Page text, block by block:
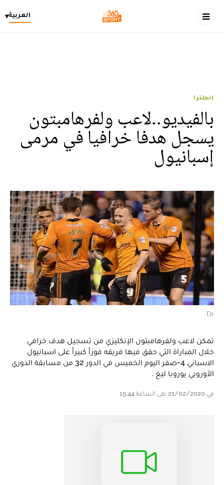
العربية▾
إنجلترا
بالفيديو..لاعب ولفرهامبتون
يسجل هدفا خرافيا في مرمى
إسبانيول
Dr
تمكن لاعب ولفرهامبتون الإنكليزي من تسجيل هدف خرافي
خلال المباراة التي حقق فيها فريقه فوزاً كبيراً على اسبانيول
الاسباني 4-صفر اليوم الخميس في الدور 32 من مسابقة الدوري
الأوروبي يوروبا ليغ .
في 21/02/2020 على الساعة 15:44